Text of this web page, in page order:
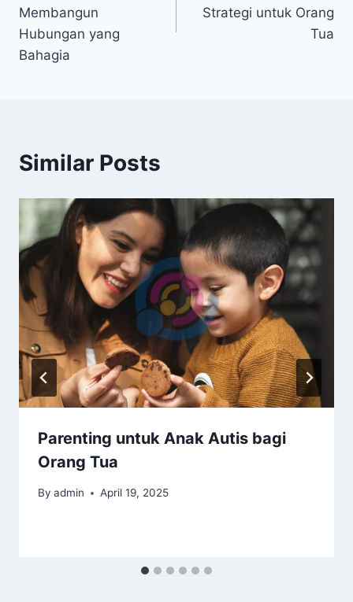
Membangun
Hubungan yang
Bahagia
Strategi untuk Orang
Tua
Similar Posts
Parenting untuk Anak Autis bagi
Orang Tua
By admin April 19, 2025